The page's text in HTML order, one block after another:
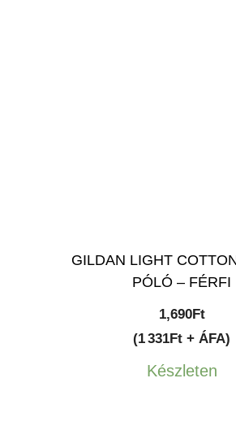
GILDAN LIGHT
PÓLÓ – FÉRFI
1,690Ft
(1 331Ft + ÁFA)
Készleten